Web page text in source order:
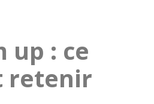
up : ce
retenir